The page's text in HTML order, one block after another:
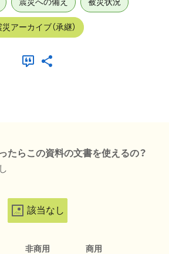
アーカイブ（承継）
たらこの資料の文書を使えるの？
該当なし
非商用 商用